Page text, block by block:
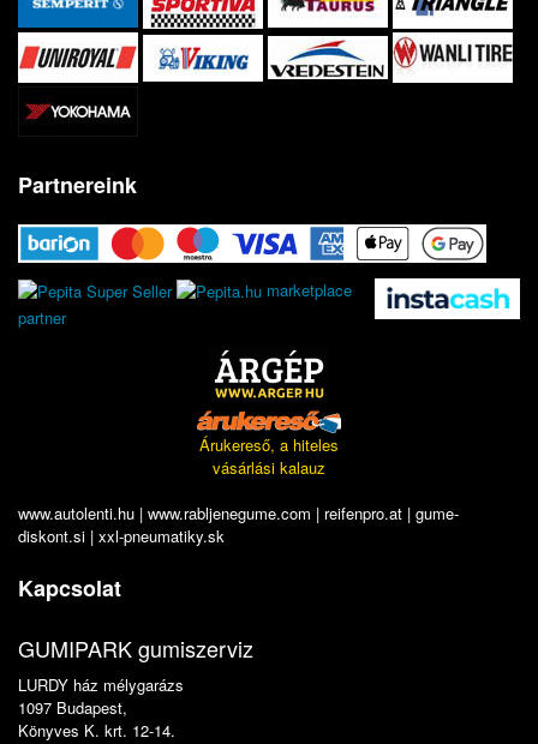
Partnereink
marketplace
partner
Árukereső, a hiteles
vásárlási kalauz
www.autolenti.hu | www.rabljenegume.com | reifenpro.at | gume-
diskont.si | xxl-pneumatiky.sk
Kapcsolat
GUMIPARK gumiszerviz
LURDY ház mélygarázs
1097 Budapest,
Könyves K. krt. 12-14.